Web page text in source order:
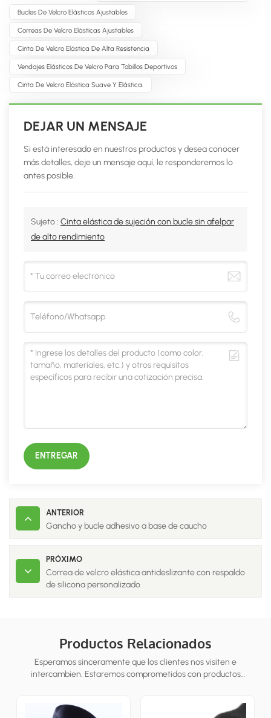
Bucles De Velcro Elásticos Ajustables
Correas De Velcro Elásticas Ajustables
Cinta De Velcro Elástica De Alta Resistencia
Vendajes Elásticos De Velcro Para Tobillos Deportivos
Cinta De Velcro Elástica Suave Y Elástica.
DEJAR UN MENSAJE
Si está interesado en nuestros productos y desea conocer
más detalles, deje un mensaje aquí, le responderemos lo
antes posible.
Sujeto : Cinta elástica de sujeción con bucle sin afelpar
de alto rendimiento
ENTREGAR
ANTERIOR
Gancho y bucle adhesivo a base de caucho
PRÓXIMO
Correa de velcro elástica antideslizante con respaldo
de silicona personalizado
Productos Relacionados
Esperamos sinceramente que los clientes nos visiten e
intercambien. Estaremos comprometidos con productos